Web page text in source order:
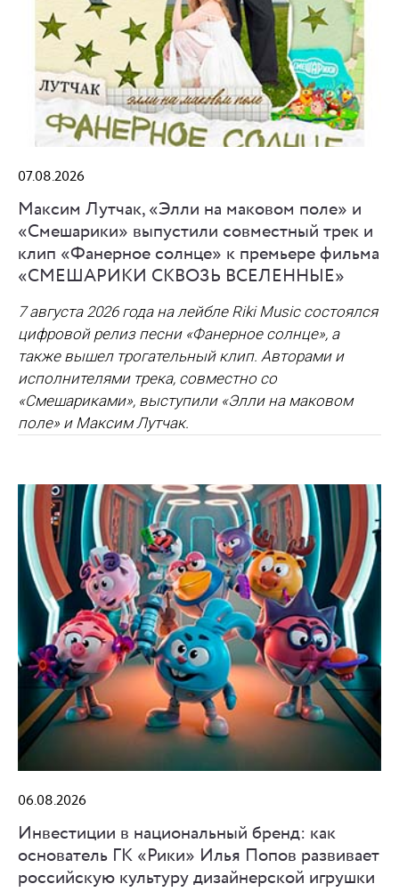
07.08.2026
Максим Лутчак, «Элли на маковом поле» и
«Смешарики» выпустили совместный трек и
клип «Фанерное солнце» к премьере фильма
«СМЕШАРИКИ СКВОЗЬ ВСЕЛЕННЫЕ»
7 августа 2026 года на лейбле Riki Music состоялся
цифровой релиз песни «Фанерное солнце», а
также вышел трогательный клип. Авторами и
исполнителями трека, совместно со
«Смешариками», выступили «Элли на маковом
поле» и Максим Лутчак.
06.08.2026
Инвестиции в национальный бренд: как
основатель ГК «Рики» Илья Попов развивает
российскую культуру дизайнерской игрушки